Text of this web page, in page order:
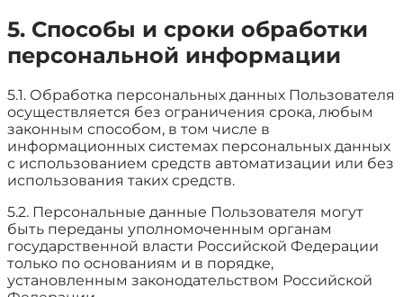
5. Способы и сроки обработки
персональной информации
5.1. Обработка персональных данных Пользователя
осуществляется без ограничения срока, любым
законным способом, в том числе в
информационных системах персональных данных
с использованием средств автоматизации или без
использования таких средств.
5.2. Персональные данные Пользователя могут
быть переданы уполномоченным органам
государственной власти Российской Федерации
только по основаниям и в порядке,
установленным законодательством Российской